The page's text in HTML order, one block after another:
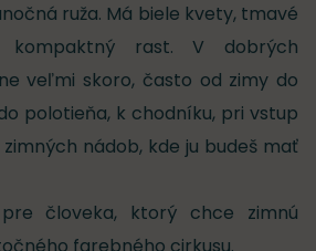
ruža. Má biele kvety, tmavé
rast. V dobrých
veľmi skoro, často od zimy do
polotieňa, k chodníku, pri vstup
nádob, kde ju budeš mať
človeka, ktorý chce zimnú